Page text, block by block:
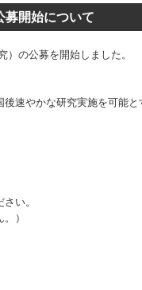
募開始について
の公募を開始しました。
速やかな研究実施を可能と
い。
）